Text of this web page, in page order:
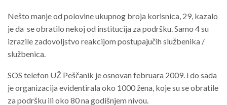
Nešto manje od polovine ukupnog broja korisnica, 29, kazalo
je da se obratilo nekoj od institucija za podršku. Samo 4 su
izrazile zadovoljstvo reakcijom postupajučih službenika /
službenica.
SOS telefon UŽ Peščanik je osnovan februara 2009. i do sada
je organizacija evidentirala oko 1000 žena, koje su se obratile
za podršku ili oko 80 na godišnjem nivou.